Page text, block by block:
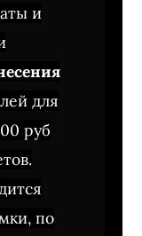
и
для
руб
по